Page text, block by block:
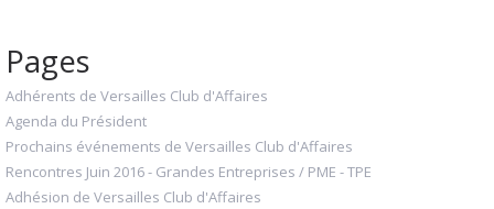
Pages
Adhérents de Versailles Club d'Affaires
Agenda du Président
Prochains événements de Versailles Club d'Affaires
Rencontres Juin 2016 - Grandes Entreprises / PME - TPE
Adhésion de Versailles Club d'Affaires